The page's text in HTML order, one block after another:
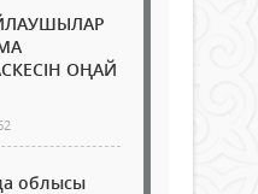
ОҢАЙ
облысы